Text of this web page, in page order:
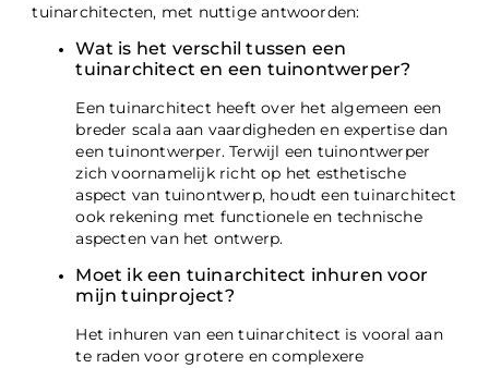
tuinarchitecten, met nuttige antwoorden:
Wat is het verschil tussen een
tuinarchitect en een tuinontwerper?
Een tuinarchitect heeft over het algemeen een
breder scala aan vaardigheden en expertise dan
een tuinontwerper. Terwijl een tuinontwerper
zich voornamelijk richt op het esthetische
aspect van tuinontwerp, houdt een tuinarchitect
ook rekening met functionele en technische
aspecten van het ontwerp.
Moet ik een tuinarchitect inhuren voor
mijn tuinproject?
Het inhuren van een tuinarchitect is vooral aan
te raden voor grotere en complexere